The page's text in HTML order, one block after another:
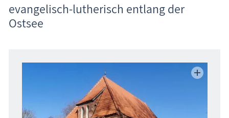
Freizeit
evangelisch-lutherisch entlang der
Ostsee